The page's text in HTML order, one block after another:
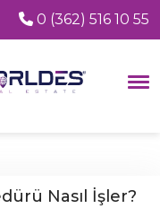
0 (362) 516 10 55
Nasıl İşler?